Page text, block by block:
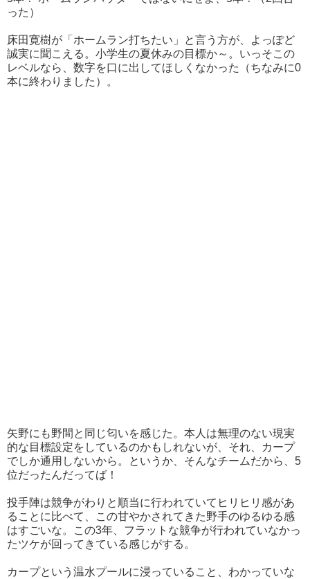
った）
床田寛樹が「ホームラン打ちたい」と言う方が、よっぽど
誠実に聞こえる。小学生の夏休みの目標か～。いっそこの
レベルなら、数字を口に出してほしくなかった（ちなみに0
本に終わりました）。
矢野にも野間と同じ匂いを感じた。本人は無理のない現実
的な目標設定をしているのかもしれないが、それ、カープ
でしか通用しないから。というか、そんなチームだから、5
位だったんだってば！
投手陣は競争がわりと順当に行われていてヒリヒリ感があ
ることに比べて、この甘やかされてきた野手のゆるゆる感
はすごいな。この3年、フラットな競争が行われていなかっ
たツケが回ってきている感じがする。
カープという温水プールに浸っていること、わかっていな